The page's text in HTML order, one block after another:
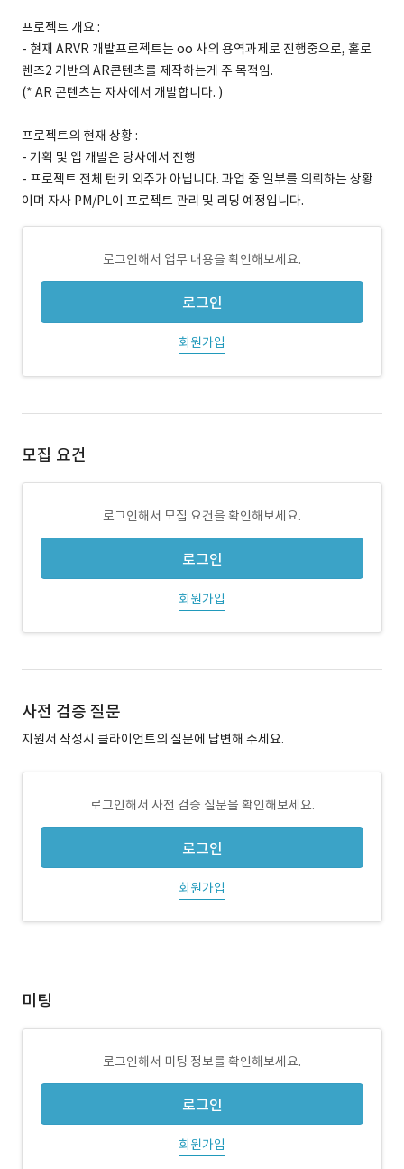
프로젝트 개요 :
- 현재 ARVR 개발프로젝트는 oo 사의 용역과제로 진행중으로, 홀로
렌즈2 기반의 AR콘텐츠를 제작하는게 주 목적임.
(* AR 콘텐츠는 자사에서 개발합니다. )
프로젝트의 현재 상황 :
- 기획 및 앱 개발은 당사에서 진행
- 프로젝트 전체 턴키 외주가 아닙니다. 과업 중 일부를 의뢰하는 상황
이며 자사 PM/PL이 프로젝트 관리 및 리딩 예정입니다.
로그인해서 업무 내용을 확인해보세요.
로그인
회원가입
모집 요건
로그인해서 모집 요건을 확인해보세요.
로그인
회원가입
사전 검증 질문
지원서 작성시 클라이언트의 질문에 답변해 주세요.
로그인해서 사전 검증 질문을 확인해보세요.
로그인
회원가입
미팅
로그인해서 미팅 정보를 확인해보세요.
로그인
회원가입